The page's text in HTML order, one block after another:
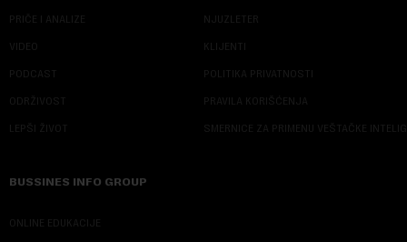
PRIČE I ANALIZE
VIDEO
PODCAST
ODRŽIVOST
LEPŠI ŽIVOT
NJUZLETER
KLIJENTI
POLITIKA PRIVATNOSTI
PRAVILA KORIŠĆENJA
SMERNICE ZA PRIMENU VEŠTAČKE
BUSSINES INFO GROUP
ONLINE EDUKACIJE